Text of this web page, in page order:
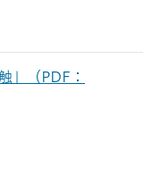
」（PDF：